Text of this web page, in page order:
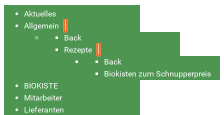
Aktuelles
Allgemein
Back
Rezepte
Back
Biokisten zum Schnupperpreis
BIOKISTE
Mitarbeiter
Lieferanten